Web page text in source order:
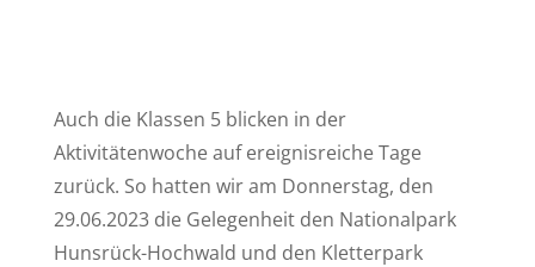
Auch die Klassen 5 blicken in der
Aktivitätenwoche auf ereignisreiche Tage
zurück. So hatten wir am Donnerstag, den
29.06.2023 die Gelegenheit den Nationalpark
Hunsrück-Hochwald und den Kletterpark